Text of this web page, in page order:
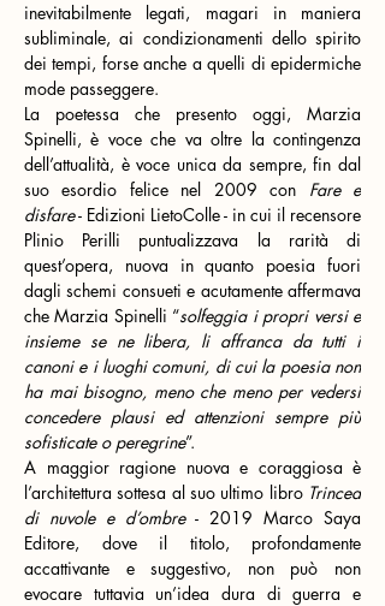
inevitabilmente legati, magari in maniera
subliminale, ai condizionamenti dello spirito
dei tempi, forse anche a quelli di epidermiche
mode passeggere.
La poetessa che presento oggi, Marzia
Spinelli, è voce che va oltre la contingenza
dell’attualità, è voce unica da sempre, fin dal
suo esordio felice nel 2009 con Fare e
disfare - Edizioni LietoColle - in cui il recensore
Plinio Perilli puntualizzava la rarità di
quest’opera, nuova in quanto poesia fuori
dagli schemi consueti e acutamente affermava
che Marzia Spinelli “solfeggia i propri versi e
insieme se ne libera, li affranca da tutti i
canoni e i luoghi comuni, di cui la poesia non
ha mai bisogno, meno che meno per vedersi
concedere plausi ed attenzioni sempre più
sofisticate o peregrine”.
A maggior ragione nuova e coraggiosa è
l’architettura sottesa al suo ultimo libro Trincea
di nuvole e d’ombre - 2019 Marco Saya
Editore, dove il titolo, profondamente
accattivante e suggestivo, non può non
evocare tuttavia un’idea dura di guerra e